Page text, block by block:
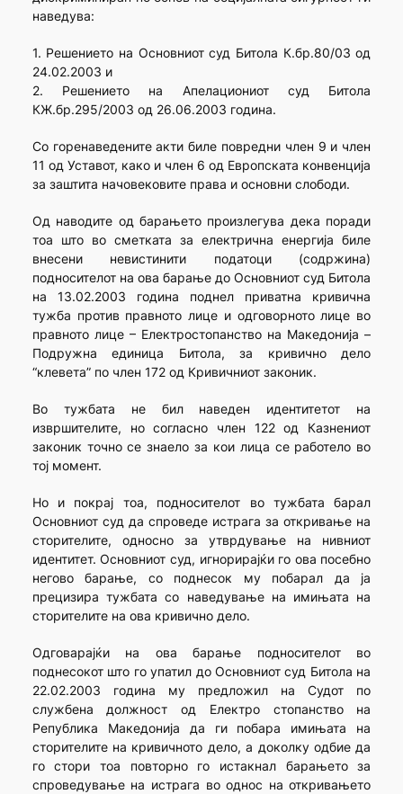
наведува:
1. Решението на Основниот суд Битола К.бр.80/03 од
24.02.2003 и
2. Решението на Апелациониот суд Битола
КЖ.бр.295/2003 од 26.06.2003 година.
Со горенаведените акти биле повредни член 9 и член
11 од Уставот, како и член 6 од Европската конвенција
за заштита начовековите права и основни слободи.
Од наводите од барањето произлегува дека поради
тоа што во сметката за електрична енергија биле
внесени невистинити податоци (содржина)
подносителот на ова барање до Основниот суд Битола
на 13.02.2003 година поднел приватна кривична
тужба против правното лице и одговорното лице во
правното лице – Електростопанство на Македонија –
Подружна единица Битола, за кривично дело
“клевета” по член 172 од Кривичниот законик.
Во тужбата не бил наведен идентитетот на
извршителите, но согласно член 122 од Казнениот
законик точно се знаело за кои лица се работело во
тој момент.
Но и покрај тоа, подносителот во тужбата барал
Основниот суд да спроведе истрага за откривање на
сторителите, односно за утврдување на нивниот
идентитет. Основниот суд, игнорирајќи го ова посебно
негово барање, со поднесок му побарал да ја
прецизира тужбата со наведување на имињата на
сторителите на ова кривично дело.
Одговарајќи на ова барање подносителот во
поднесокот што го упатил до Основниот суд Битола на
22.02.2003 година му предложил на Судот по
службена должност од Електро стопанство на
Република Македонија да ги побара имињата на
сторителите на кривичното дело, а доколку одбие да
го стори тоа повторно го истакнал барањето за
спроведување на истрага во однос на откривањето